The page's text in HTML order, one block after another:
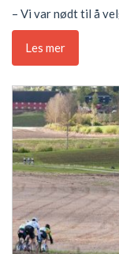
– Vi var nødt til å
Les mer